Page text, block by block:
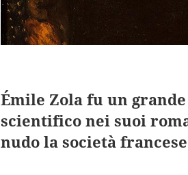
Émile Zola fu un
scientifico nei suoi
nudo la società